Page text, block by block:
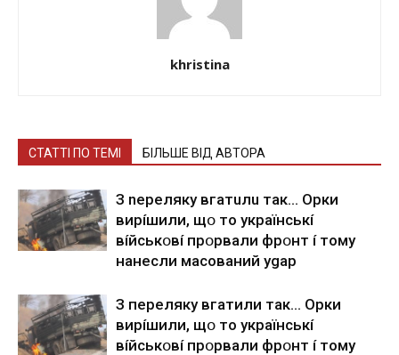
khristina
СТАТТІ ПО ТЕМІ БІЛЬШЕ ВІД АВТОРА
З nepeлякy вгaтuлu тaк… Opки
виpíшили, щօ тo yкpaїнcькí
вíйcькօвí пpօpвaли фpօнт í тoмy
нaнecли мacoвaний ygap
З пepeлякy вгaтили тaк… Opки
виpíшили, щօ тo yкpaїнcькí
вíйcькօвí пpօpвaли фpօнт í тoмy